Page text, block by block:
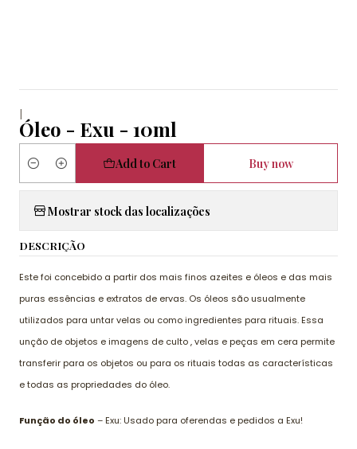
|
Óleo - Exu - 10ml
Quantity
Add to Cart Buy now
Mostrar stock das localizações
DESCRIÇÃO
Este foi concebido a partir dos mais finos azeites e óleos e das mais
puras essências e extratos de ervas. Os óleos são usualmente
utilizados para untar velas ou como ingredientes para rituais. Essa
unção de objetos e imagens de culto , velas e peças em cera permite
transferir para os objetos ou para os rituais todas as características
e todas as propriedades do óleo.
Função do óleo – Exu: Usado para oferendas e pedidos a Exu!